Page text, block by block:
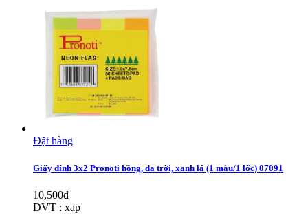
Đặt hàng
Giấy dính 3x2 Pronoti hồng, da trời, xanh lá (1 màu/1 lốc) 07091
10,500đ
DVT : xap